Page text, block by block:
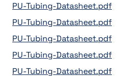
PU-Tubing-Datasheet.pdf
PU-Tubing-Datasheet.pdf
PU-Tubing-Datasheet.pdf
PU-Tubing-Datasheet.pdf
PU-Tubing-Datasheet.pdf